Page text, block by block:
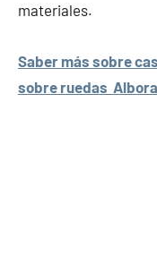
materiales.
Saber más sobre
sobre ruedas